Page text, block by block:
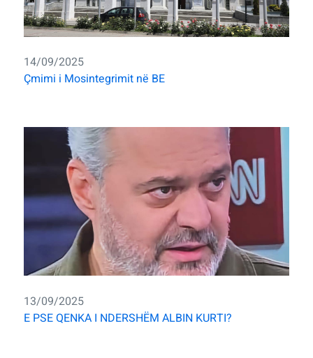
14/09/2025
Çmimi i Mosintegrimit në BE
13/09/2025
E PSE QENKA I NDERSHËM ALBIN KURTI?